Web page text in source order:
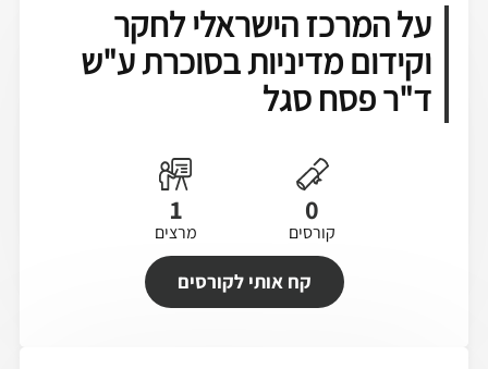
על המרכז הישראלי לחקר
וקידום מדיניות בסוכרת ע"ש
ד"ר פסח סגל
0
קורסים
1
מרצים
קח אותי לקורסים